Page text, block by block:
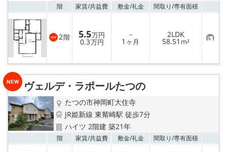
階 家賃/共益費 敷金/礼金 間取り/専有面積
2階 5.5万円
0.3万円
－
1 ヶ月
2LDK
58.51 m² お
気
に
入
登
ヴェルデ・ラポールたつの
たつの市神岡町大住寺
JR姫新線 東觜崎駅 徒歩7分
ハイツ 2階建 築21年
階 家賃/共益費 敷金/礼金 間取り/専有面積